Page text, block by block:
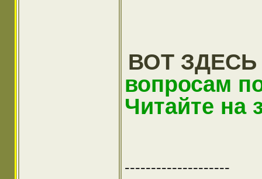
ВОТ ЗДЕСЬ
вопросам
Читайте на
--------------------